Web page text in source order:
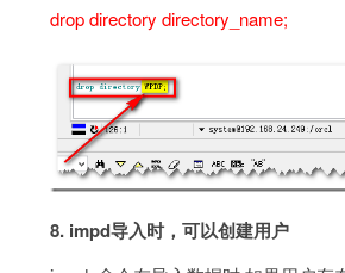
drop directory directory_name;
8. impd导入时，可以创建用户